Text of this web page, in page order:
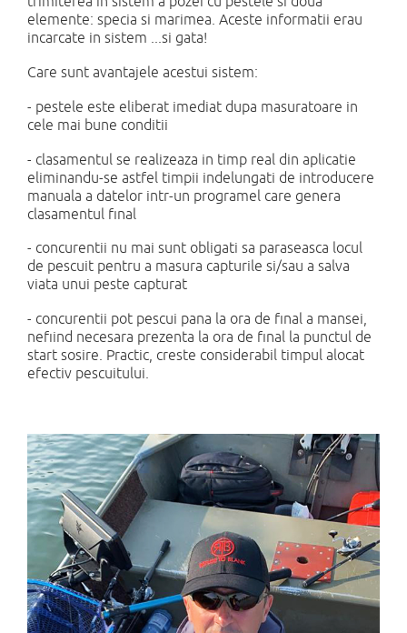
elemente: specia si marimea. Aceste informatii erau
incarcate in sistem ...si gata!
Care sunt avantajele acestui sistem:
- pestele este eliberat imediat dupa masuratoare in
cele mai bune conditii
- clasamentul se realizeaza in timp real din aplicatie
eliminandu-se astfel timpii indelungati de introducere
manuala a datelor intr-un programel care genera
clasamentul final
- concurentii nu mai sunt obligati sa paraseasca locul
de pescuit pentru a masura capturile si/sau a salva
viata unui peste capturat
- concurentii pot pescui pana la ora de final a mansei,
nefiind necesara prezenta la ora de final la punctul de
start sosire. Practic, creste considerabil timpul alocat
efectiv pescuitului.